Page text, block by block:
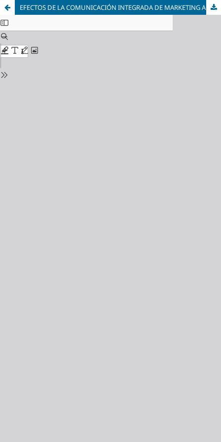
EFECTOS DE LA COMUNICACIÓN INTEGRADA DE MARKETING A TRAVÉS DE LA CONSISTENCIA ESTRATÉGICA: UNA PROPUESTA TEÓRICA Y METODOLÓGICA